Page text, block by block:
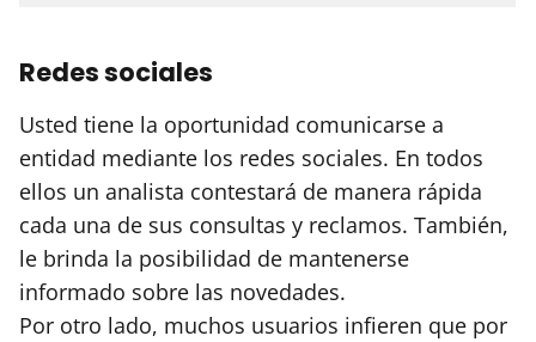
Redes sociales
Usted tiene la oportunidad comunicarse a
entidad mediante los redes sociales. En todos
ellos un analista contestará de manera rápida
cada una de sus consultas y reclamos. También,
le brinda la posibilidad de mantenerse
informado sobre las novedades.
Por otro lado, muchos usuarios infieren que por